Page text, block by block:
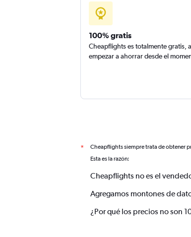
100% gratis
Cheapflights es totalmente gratis,
empezar a ahorrar desde el
* Cheapflights siempre trata de obtener
Esta es la razón:
Cheapflights no es el
Agregamos montones de
¿Por qué los precios no son